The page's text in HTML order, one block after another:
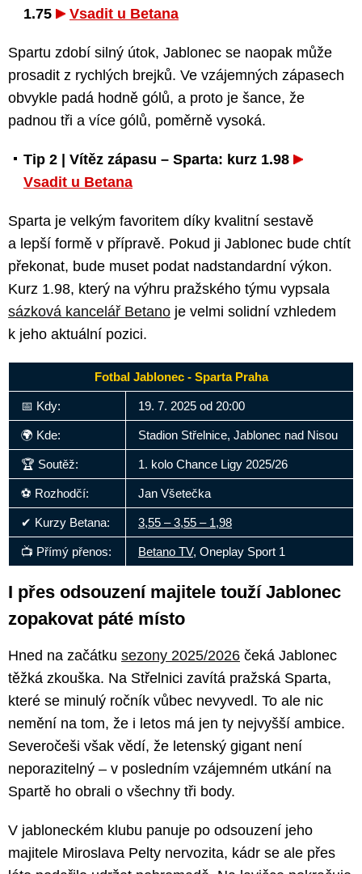
1.75
Vsadit u Betana
Spartu zdobí silný útok, Jablonec se naopak může
prosadit z rychlých brejků. Ve vzájemných zápasech
obvykle padá hodně gólů, a proto je šance, že
padnou tři a více gólů, poměrně vysoká.
Tip 2 | Vítěz zápasu – Sparta: kurz 1.98
Vsadit u Betana
Sparta je velkým favoritem díky kvalitní sestavě
a lepší formě v přípravě. Pokud ji Jablonec bude chtít
překonat, bude muset podat nadstandardní výkon.
Kurz 1.98, který na výhru pražského týmu vypsala
sázková kancelář Betano je velmi solidní vzhledem
k jeho aktuální pozici.
Fotbal Jablonec - Sparta Praha
📅 Kdy: 19. 7. 2025 od 20:00
🌍 Kde: Stadion Střelnice, Jablonec nad Nisou
🏆 Soutěž: 1. kolo Chance Ligy 2025/26
⚽ Rozhodčí: Jan Všetečka
✔ Kurzy Betana: 3,55 – 3,55 – 1,98
📺 Přímý přenos: Betano TV, Oneplay Sport 1
I přes odsouzení majitele touží Jablonec
zopakovat páté místo
Hned na začátku sezony 2025/2026 čeká Jablonec
těžká zkouška. Na Střelnici zavítá pražská Sparta,
které se minulý ročník vůbec nevyvedl. To ale nic
nemění na tom, že i letos má jen ty nejvyšší ambice.
Severočeši však vědí, že letenský gigant není
neporazitelný – v posledním vzájemném utkání na
Spartě ho obrali o všechny tři body.
V jabloneckém klubu panuje po odsouzení jeho
majitele Miroslava Pelty nervozita, kádr se ale přes